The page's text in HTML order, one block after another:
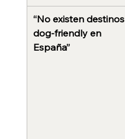
“No existen destinos
dog‑friendly en
España”